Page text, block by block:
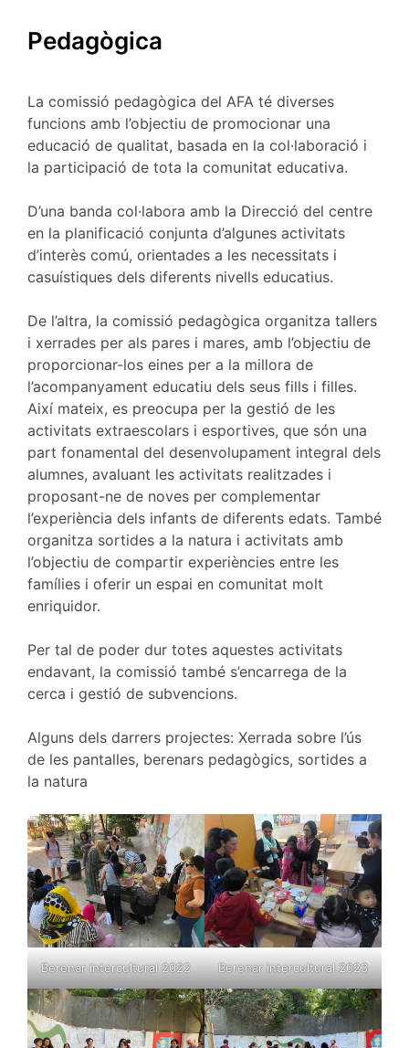
Pedagògica
La comissió pedagògica del AFA té diverses
funcions amb l’objectiu de promocionar una
educació de qualitat, basada en la col·laboració i
la participació de tota la comunitat educativa.
D’una banda col·labora amb la Direcció del centre
en la planificació conjunta d’algunes activitats
d’interès comú, orientades a les necessitats i
casuístiques dels diferents nivells educatius.
De l’altra, la comissió pedagògica organitza tallers
i xerrades per als pares i mares, amb l’objectiu de
proporcionar-los eines per a la millora de
l’acompanyament educatiu dels seus fills i filles.
Així mateix, es preocupa per la gestió de les
activitats extraescolars i esportives, que són una
part fonamental del desenvolupament integral dels
alumnes, avaluant les activitats realitzades i
proposant-ne de noves per complementar
l’experiència dels infants de diferents edats. També
organitza sortides a la natura i activitats amb
l’objectiu de compartir experiències entre les
famílies i oferir un espai en comunitat molt
enriquidor.
Per tal de poder dur totes aquestes activitats
endavant, la comissió també s’encarrega de la
cerca i gestió de subvencions.
Alguns dels darrers projectes: Xerrada sobre l’ús
de les pantalles, berenars pedagògics, sortides a
la natura
Berenar intercultural 2022 Berenar intercultural 2023